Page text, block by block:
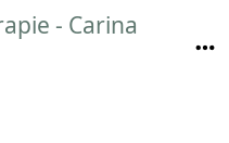
- Carina